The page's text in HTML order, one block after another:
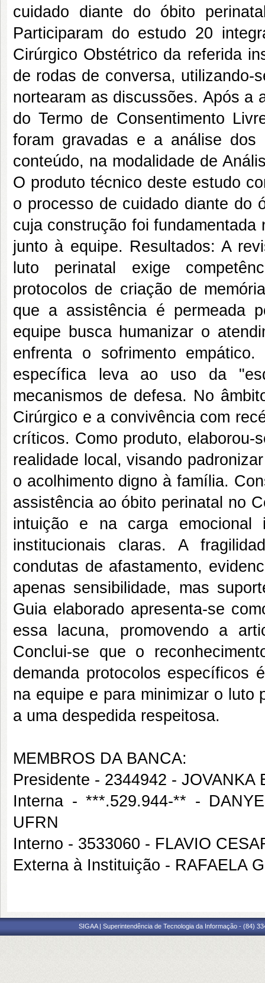
cuidado diante do óbito
Participaram do estudo 20
Cirúrgico Obstétrico da referida
de rodas de conversa, utilizando-
nortearam as discussões. Após a
do Termo de Consentimento
foram gravadas e a análise
conteúdo, na modalidade de
O produto técnico deste estudo
o processo de cuidado diante do
cuja construção foi
junto à equipe. Resultados: A
luto perinatal exige
protocolos de criação de
que a assistência é permeada
equipe busca humanizar o
enfrenta o sofrimento
específica leva ao uso da
mecanismos de defesa. No
Cirúrgico e a convivência com
críticos. Como produto, elaborou-
realidade local, visando
o acolhimento digno à família.
assistência ao óbito perinatal no
intuição e na carga emocional
institucionais claras. A
condutas de afastamento,
apenas sensibilidade, mas
Guia elaborado apresenta-se
essa lacuna, promovendo a
Conclui-se que o
demanda protocolos específicos
na equipe e para minimizar o luto
a uma despedida respeitosa.
MEMBROS DA BANCA:
Presidente - 2344942 -
Interna - ***.529.944-** -
UFRN
Interno - 3533060 - FLAVIO
Externa à Instituição - RAFAELA
SIGAA | Superintendência de Tecnologia da Informação - (84)